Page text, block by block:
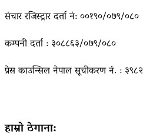
संचार रजिस्ट्रार दर्ता नं: ००१९०/०७९/०८०
कम्पनी दर्ता : ३०८८६३/०७९/०८०
प्रेस काउन्सिल नेपाल सूचीकरण नं. : ३९८२
हाम्रो ठेगाना: